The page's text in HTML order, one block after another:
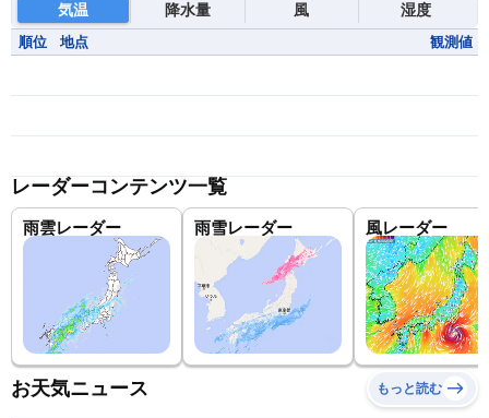
気温 降水量 風 湿度
順位 地点 観測値
レーダーコンテンツ一覧
雨雲レーダー 雨雪レーダー 風レーダー
お天気ニュース もっと読む